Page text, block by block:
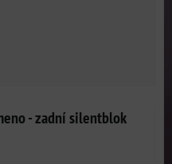
- zadní silentblok